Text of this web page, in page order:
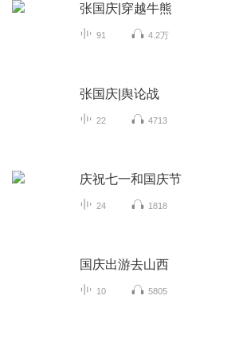
张国庆|穿越牛熊
91 4.2万
张国庆|舆论战
22 4713
庆祝七一和国庆节
24 1818
国庆出游去山西
10 5805